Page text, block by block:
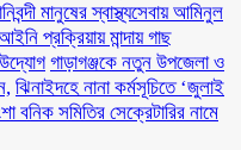
মানুষের স্বাস্থ্যসেবায় আমিনুল
প্রক্রিয়ায় মান্দায় গাছ
গাড়াগঞ্জকে নতুন উপজেলা ও
ঝিনাইদহে নানা কর্মসূচিতে ‘জুলাই
বনিক সমিতির সেক্রেটারির নামে